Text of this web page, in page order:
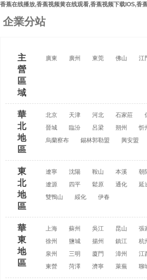
香蕉在线播放,香蕉视频黄在线观看,香蕉视频下载IOS,香
企業分站
主
營
區
域
廣東 廣州 東莞 佛山 江
華
北
地
區
北京 天津 河北 石家莊
晉城
臨汾 呂梁 朔州 忻
烏蘭察布
錫林郭勒盟 興安盟
東
北
地
區
遼寧 沈陽 鞍山 本溪 朝
遼源
四平 鬆原 通化 延
雙鴨山
綏化 伊春
華
東
地
區
上海 蘇州 吳江 昆山 張
徐州
鹽城 揚州 鎮江 杭
泉州
三明 廈門 漳州 江
東營
菏澤 濟寧 萊蕪 聊